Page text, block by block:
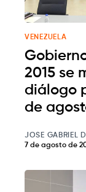
VENEZUELA
2015 se
diálogo
de
JOSE GABRIEL
7 de agosto de